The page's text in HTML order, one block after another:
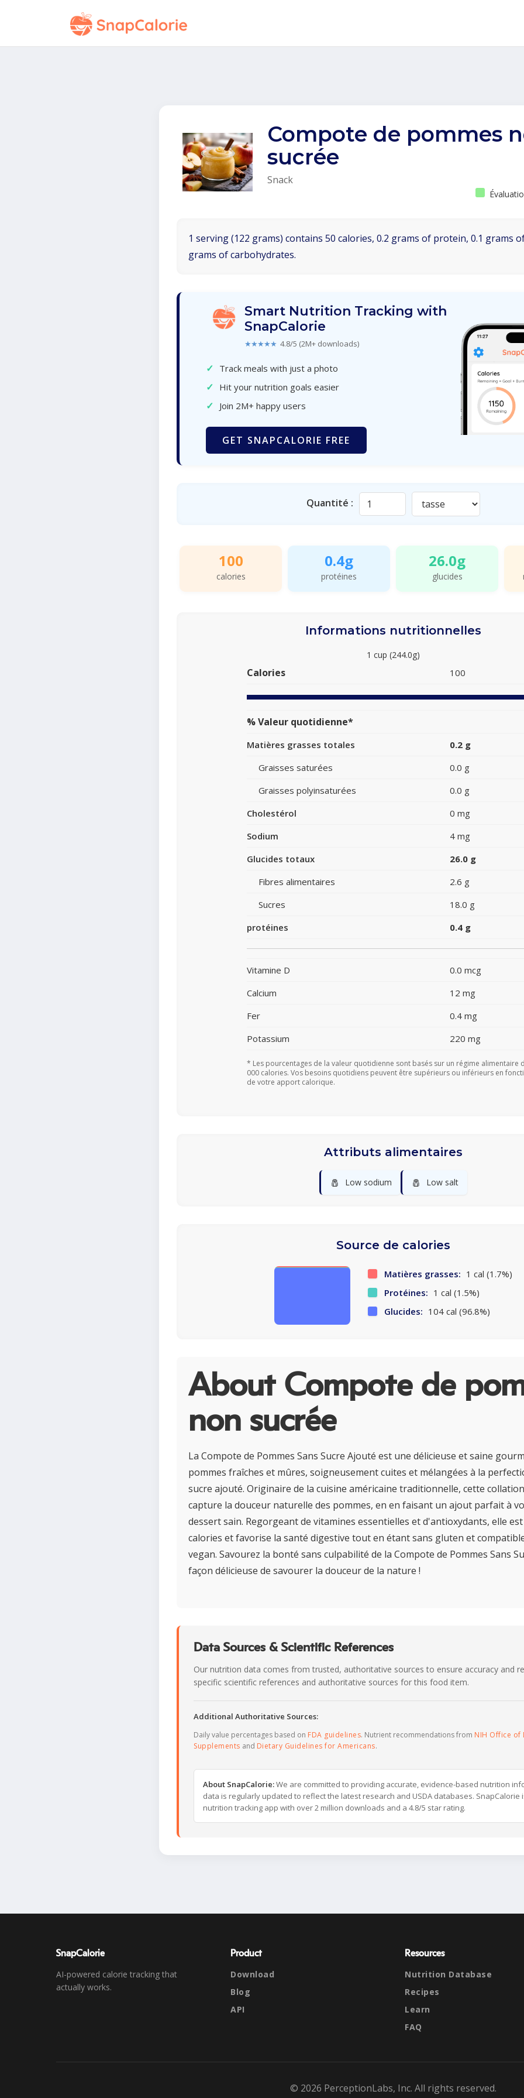
Compote de pommes
sucrée
Snack
1 serving (122 grams) contains 50 calories, 0.2 grams of protein, 0.1 grams
grams of carbohydrates.
Smart Nutrition Tracking with
SnapCalorie
★★★★★ 4.8/5 (2M+ downloads)
✓ Track meals with just a photo
✓ Hit your nutrition goals easier
✓ Join 2M+ happy users
GET SNAPCALORIE FREE
Quantité :
100
calories
0.4g
protéines
26.0g
glucides
Informations nutritionnelles
1 cup (244.0g)
Calories 100
% Valeur quotidienne*
Matières grasses totales 0.2 g
Graisses saturées
0.0 g
Graisses polyinsaturées
0.0 g
Cholestérol
0 mg
Sodium
4 mg
Glucides totaux
26.0 g
Fibres alimentaires
2.6 g
Sucres
18.0 g
protéines
0.4 g
Vitamine D 0.0 mcg
Calcium
12 mg
Fer
0.4 mg
Potassium
220 mg
* Les pourcentages de la valeur quotidienne sont basés sur un régime alimentaire
000 calories. Vos besoins quotidiens peuvent être supérieurs ou inférieurs en
de votre apport calorique.
Attributs alimentaires
🧂 Low sodium 🧂 Low salt
Source de calories
Matières grasses: 1 cal (1.7%)
Protéines: 1 cal (1.5%)
Glucides: 104 cal (96.8%)
About Compote de
non sucrée
La Compote de Pommes Sans Sucre Ajouté est une délicieuse et saine
pommes fraîches et mûres, soigneusement cuites et mélangées à la
sucre ajouté. Originaire de la cuisine américaine traditionnelle, cette
capture la douceur naturelle des pommes, en en faisant un ajout parfait à
dessert sain. Regorgeant de vitamines essentielles et d'antioxydants, elle
calories et favorise la santé digestive tout en étant sans gluten et
vegan. Savourez la bonté sans culpabilité de la Compote de Pommes Sans
façon délicieuse de savourer la douceur de la nature !
Data Sources & Scientific References
Our nutrition data comes from trusted, authoritative sources to ensure accuracy and
specific scientific references and authoritative sources for this food item.
Additional Authoritative Sources:
Daily value percentages based on FDA guidelines. Nutrient recommendations from NIH Office of
Supplements and Dietary Guidelines for Americans.
About SnapCalorie:We are committed to providing accurate, evidence-based nutrition
data is regularly updated to reflect the latest research and USDA databases. SnapCalorie
nutrition tracking app with over 2 million downloads and a 4.8/5 star rating.
SnapCalorie
AI-powered calorie tracking that
actually works.
Product
Download
Blog
API
Resources
Nutrition Database
Recipes
Learn
FAQ
© 2026 PerceptionLabs, Inc. All rights reserved.